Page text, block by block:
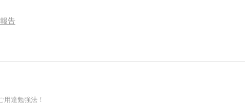
報告
達勉強法！